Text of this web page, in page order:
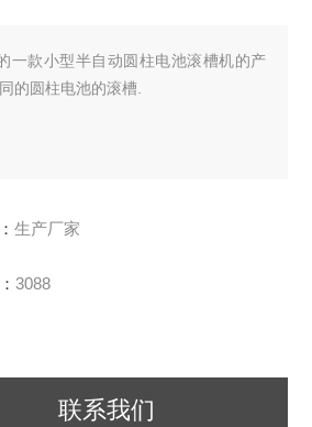
一款小型半自动圆柱电池滚槽机的产
的圆柱电池的滚槽.
生产厂家
3088
联系我们